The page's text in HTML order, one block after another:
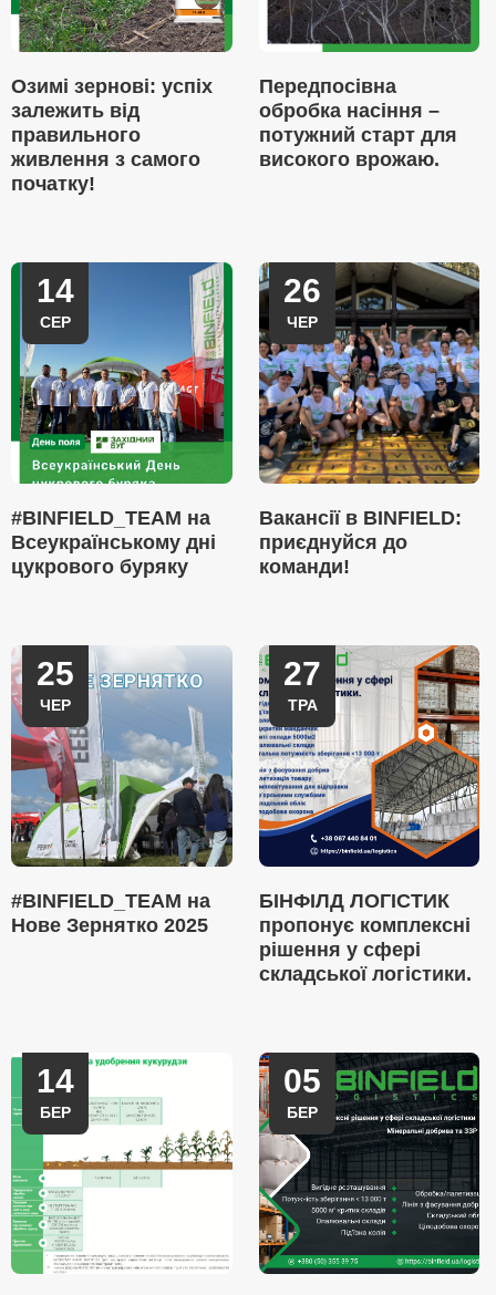
Озимі зернові: успіх
залежить від
правильного
живлення з самого
початку!
Передпосівна
обробка насіння –
потужний старт для
високого врожаю.
14
СЕР
#BINFIELD_TEAM на
Всеукраїнському дні
цукрового буряку
26
ЧЕР
Вакансії в BINFIELD:
приєднуйся до
команди!
25
ЧЕР
#BINFIELD_TEAM на
Нове Зернятко 2025
27
ТРА
БІНФІЛД ЛОГІСТИК
пропонує комплексні
рішення у сфері
складської логістики.
14
БЕР
05
БЕР